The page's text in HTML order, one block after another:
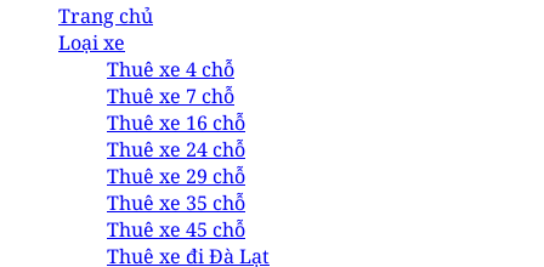
Trang chủ
Loại xe
Thuê xe 4 chỗ
Thuê xe 7 chỗ
Thuê xe 16 chỗ
Thuê xe 24 chỗ
Thuê xe 29 chỗ
Thuê xe 35 chỗ
Thuê xe 45 chỗ
Thuê xe đi Đà Lạt